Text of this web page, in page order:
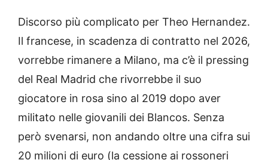
Discorso più complicato per Theo Hernandez.
Il francese, in scadenza di contratto nel 2026,
vorrebbe rimanere a Milano, ma c’è il pressing
del Real Madrid che rivorrebbe il suo
giocatore in rosa sino al 2019 dopo aver
militato nelle giovanili dei Blancos. Senza
però svenarsi, non andando oltre una cifra sui
20 milioni di euro (la cessione ai rossoneri